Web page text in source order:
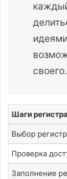
своего.
Шаги
Выбор
Проверка
Заполнение